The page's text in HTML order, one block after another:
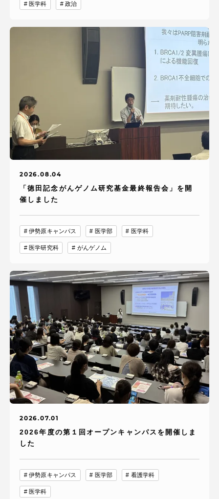
医学科 政治
2026.08.04
「徳田記念がんゲノム研究基金最終報告会」を開
催しました
伊勢原キャンパス 医学部 医学科
医学研究科 がんゲノム
2026.07.01
2026年度の第１回オープンキャンパスを開催しま
した
伊勢原キャンパス 医学部 看護学科
医学科